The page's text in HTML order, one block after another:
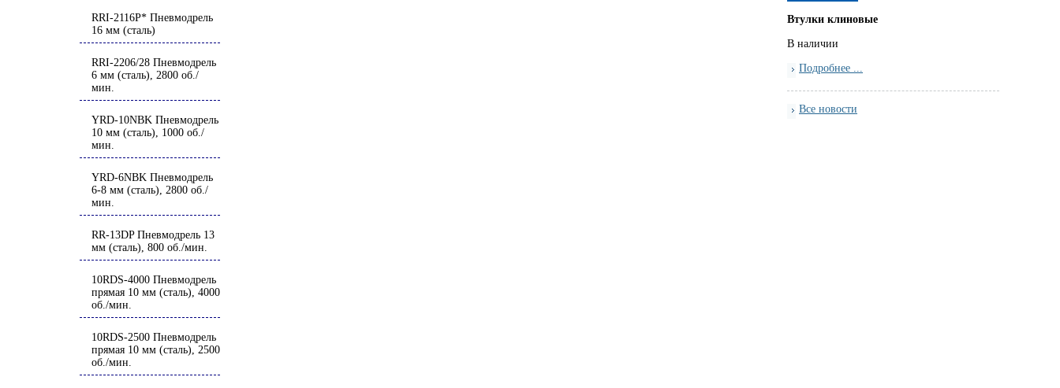
RRI-2116P* Пневмодрель
16 мм (сталь)
RRI-2206/28 Пневмодрель
6 мм (сталь), 2800 об./
мин.
YRD-10NBK Пневмодрель
10 мм (сталь), 1000 об./
мин.
YRD-6NBK Пневмодрель
6-8 мм (сталь), 2800 об./
мин.
RR-13DP Пневмодрель 13
мм (сталь), 800 об./мин.
10RDS-4000 Пневмодрель
прямая 10 мм (сталь), 4000
об./мин.
10RDS-2500 Пневмодрель
прямая 10 мм (сталь), 2500
об./мин.
Втулки клиновые
В наличии
Подробнее ...
Все новости